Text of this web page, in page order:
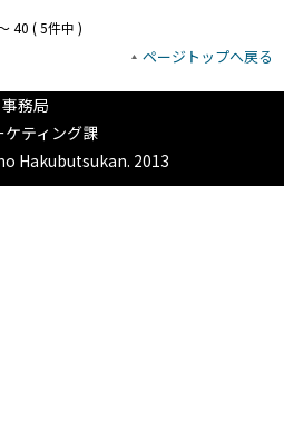
40 ( 5件中 )
ページトップへ戻る
務局
ティング課
Hakubutsukan. 2013